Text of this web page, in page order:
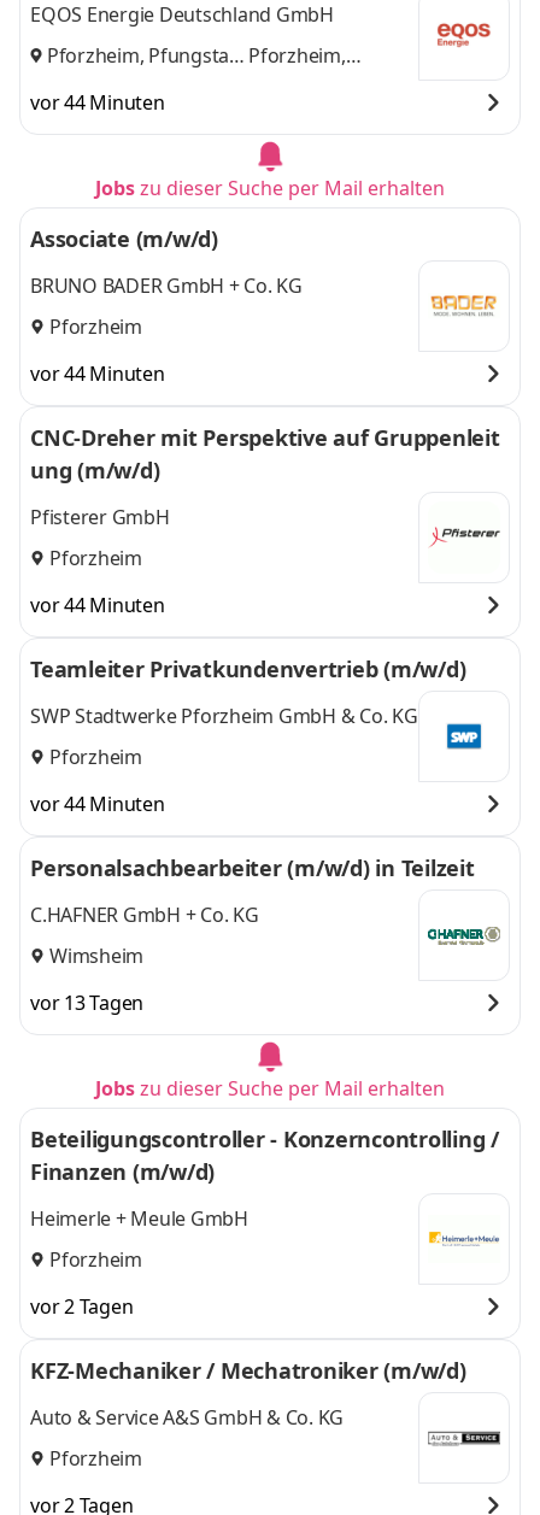
EQOS Energie Deutschland GmbH
Pforzheim, Pfungstadt Pforzheim,
vor 44 Minuten
Jobszu dieser Suche per Mail erhalten
Associate (m/w/d)
BRUNO BADER GmbH + Co. KG
Pforzheim
vor 44 Minuten
CNC-Dreher mit Perspektive auf Gruppenleit
ung (m/w/d)
Pfisterer GmbH
Pforzheim
vor 44 Minuten
Teamleiter Privatkundenvertrieb (m/w/d)
SWP Stadtwerke Pforzheim GmbH & Co. KG
Pforzheim
vor 44 Minuten
Personalsachbearbeiter (m/w/d) in Teilzeit
C.HAFNER GmbH + Co. KG
Wimsheim
vor 13 Tagen
Jobszu dieser Suche per Mail erhalten
Beteiligungscontroller - Konzerncontrolling /
Finanzen (m/w/d)
Heimerle + Meule GmbH
Pforzheim
vor 2 Tagen
KFZ-Mechaniker / Mechatroniker (m/w/d)
Auto & Service A&S GmbH & Co. KG
Pforzheim
vor 2 Tagen